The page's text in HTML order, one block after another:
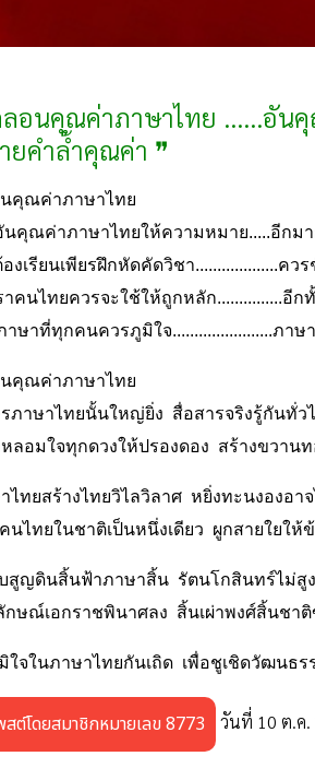
อนคุณค่าภาษาไทย ......อัน
ยคำล้ำคุณค่า ❞
คุณค่าภาษาไทย
นคุณค่าภาษาไทยให้ความหมาย.....อีกม
องเรียนเพียรฝึกหัดคัดวิชา...................ค
าคนไทยควรจะใช้ให้ถูกหลัก...............อี
าษาที่ทุกคนควรภูมิใจ.......................ภา
คุณค่าภาษาไทย
ภาษาไทยนั้นใหญ่ยิ่ง สื่อสารจริงรู้กันทั่ว
ลอมใจทุกดวงให้ปรองดอง สร้างขวาน
ไทยสร้างไทยวิไลวิลาศ หยิ่งทะนงองอา
นไทยในชาติเป็นหนึ่งเดียว ผูกสายใยให้ข้
สูญดินสิ้นฟ้าภาษาสิ้น รัตนโกสินทร์ไม่สู
กษณ์เอกราชพินาศลง สิ้นเผ่าพงศ์สิ้นชา
ใจในภาษาไทยกันเถิด เพื่อชูเชิดวัฒนธร
สต์โดยสมาชิกหมายเลข 8773 วันที่ 10 ต.ค.